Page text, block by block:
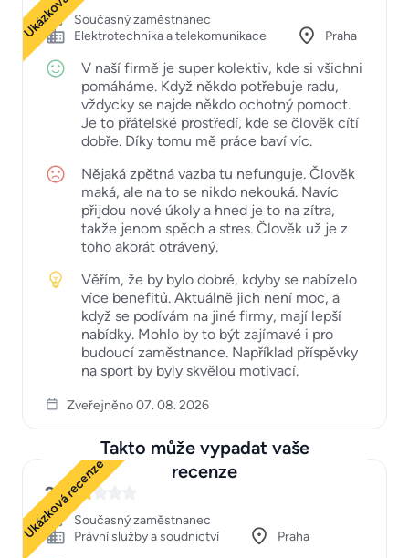
Současný zaměstnanec
Elektrotechnika a telekomunikace
Praha
V naší firmě je super kolektiv, kde si všichni
pomáháme. Když někdo potřebuje radu,
vždycky se najde někdo ochotný pomoct.
Je to přátelské prostředí, kde se člověk cítí
dobře. Díky tomu mě práce baví víc.
Nějaká zpětná vazba tu nefunguje. Člověk
maká, ale na to se nikdo nekouká. Navíc
přijdou nové úkoly a hned je to na zítra,
takže jenom spěch a stres. Člověk už je z
toho akorát otrávený.
Věřím, že by bylo dobré, kdyby se nabízelo
více benefitů. Aktuálně jich není moc, a
když se podívám na jiné firmy, mají lepší
nabídky. Mohlo by to být zajímavé i pro
budoucí zaměstnance. Například příspěvky
na sport by byly skvělou motivací.
Zveřejněno 07. 08. 2026
Takto může vypadat vaše
recenze
Ukázková recenze
2
Současný zaměstnanec
Právní služby a soudnictví
Praha